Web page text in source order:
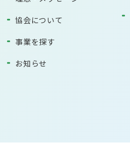
協会について
事業を探す
お知らせ